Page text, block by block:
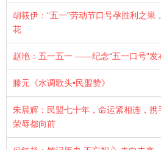
胡筱伊：“五一”劳动节口号孕胜利之果
花
赵艳：五一五一 ——纪念“五一口号”发
滕元《水调歌头•民盟赞》
朱晨辉：民盟七十年，命运紧相连，携
荣辱都向前